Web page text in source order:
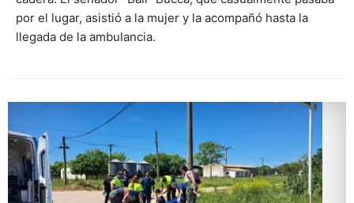
por el lugar, asistió a la mujer y la acompañó hasta la
llegada de la ambulancia.